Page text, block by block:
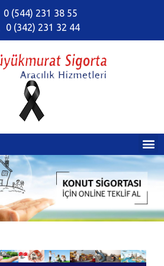
0 (544) 231 38 55
0 (342) 231 32 44